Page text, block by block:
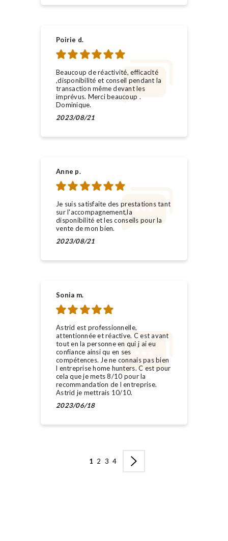
Poirie d.
Beaucoup de réactivité, efficacité
,disponibilité et conseil pendant la
transaction même devant les
imprévus. Merci beaucoup .
Dominique.
2023/08/21
Anne p.
Je suis satisfaite des prestations tant
sur l'accompagnement,la
disponibilité et les conseils pour la
vente de mon bien.
2023/08/21
Sonia m.
Astrid est professionnelle,
attentionnée et réactive. C est avant
tout en la personne en qui j ai eu
confiance ainsi qu en ses
compétences. Je ne connais pas bien
l entreprise home hunters. C est pour
cela que je mets 8/10 pour la
recommandation de l entreprise.
Astrid je mettrais 10/10.
2023/06/18
1 2 3 4